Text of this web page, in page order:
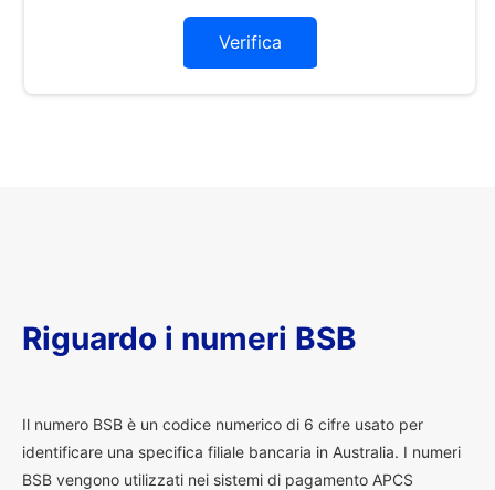
Verifica
Riguardo i numeri BSB
Il numero BSB è un codice numerico di 6 cifre usato per
identificare una specifica filiale bancaria in Australia. I numeri
BSB vengono utilizzati nei sistemi di pagamento APCS